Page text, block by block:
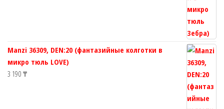
Manzi 36309, DEN:20 (фантазийные колготки в
микро тюль LOVE)
3 190 ₸